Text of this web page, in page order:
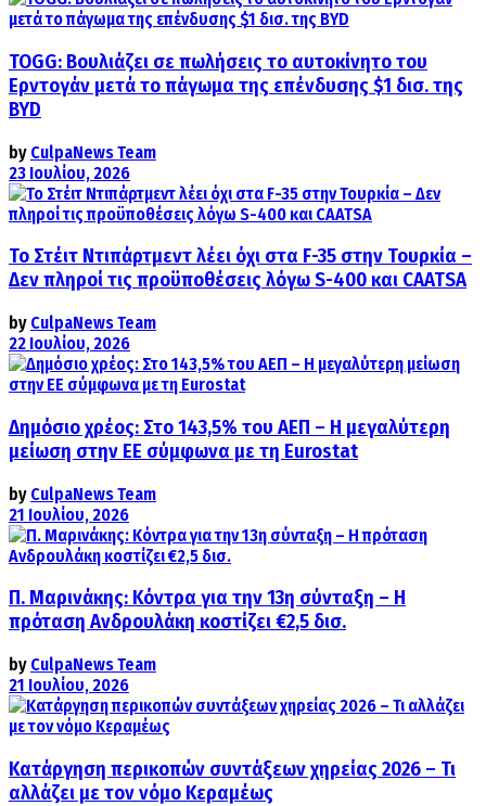
TOGG: Βουλιάζει σε πωλήσεις το αυτοκίνητο του
Ερντογάν μετά το πάγωμα της επένδυσης $1 δισ. της
BYD
by CulpaNews Team
23 Ιουλίου, 2026
Το Στέιτ Ντιπάρτμεντ λέει όχι στα F-35 στην Τουρκία –
Δεν πληροί τις προϋποθέσεις λόγω S-400 και CAATSA
by CulpaNews Team
22 Ιουλίου, 2026
Δημόσιο χρέος: Στο 143,5% του ΑΕΠ – Η μεγαλύτερη
μείωση στην ΕΕ σύμφωνα με τη Eurostat
by CulpaNews Team
21 Ιουλίου, 2026
Π. Μαρινάκης: Κόντρα για την 13η σύνταξη – Η
πρόταση Ανδρουλάκη κοστίζει €2,5 δισ.
by CulpaNews Team
21 Ιουλίου, 2026
Κατάργηση περικοπών συντάξεων χηρείας 2026 – Τι
αλλάζει με τον νόμο Κεραμέως